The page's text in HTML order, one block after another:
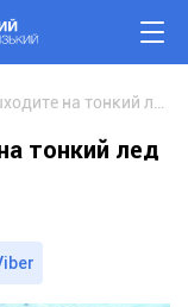
тонкий лед